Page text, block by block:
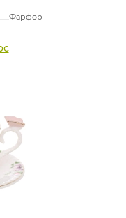
Фарфор